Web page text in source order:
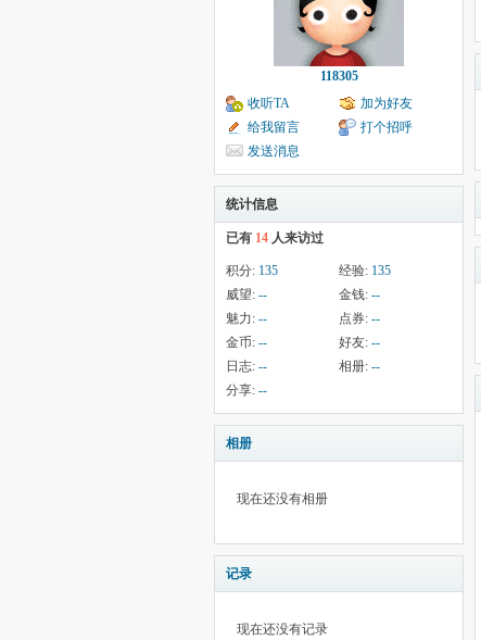
118305
收听TA
加为好友
给我留言
打个招呼
发送消息
统计信息
已有 14 人来访过
积分: 135 经验: 135
威望: -- 金钱: --
魅力: -- 点券: --
金币: -- 好友: --
日志: -- 相册: --
分享: --
相册
现在还没有相册
记录
现在还没有记录